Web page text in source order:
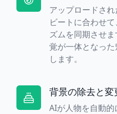
アップロードさ
ビートに合わせ
ズムを同期させ
覚が一体となっ
します。
背景の除去と変
AIが人物を自動